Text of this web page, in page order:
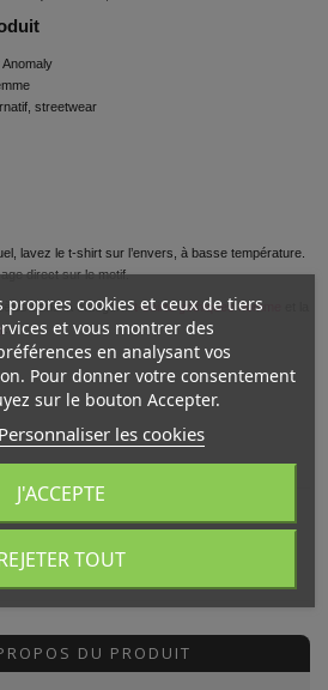
Anomaly
streetwear
lavez le t-shirt sur l’envers, à basse température.
direct sur le motif.
dans la catégorie t-shirts gothiques homme
.
DU PRODUIT
propres cookies et ceux de tiers
et vous montrer des
en analysant vos
Pour donner votre consentement
sur le bouton Accepter.
Personnaliser les cookies
TOUT
J'ACCEPTE